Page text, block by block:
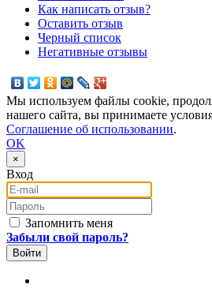
Как написать отзыв?
Оставить отзыв
Черный список
Негативные отзывы
Мы используем файлы cookie,
нашего сайта, вы принимаете
Соглашение об использовании.
OK
×
Вход
E-mail
Пароль
Запомнить меня
Забыли свой пароль?